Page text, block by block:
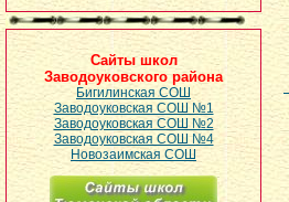
Сайты школ
Заводоуковского района
Бигилинская СОШ
Заводоуковская СОШ №1
Заводоуковская СОШ №2
Заводоуковская СОШ №4
Новозаимская СОШ